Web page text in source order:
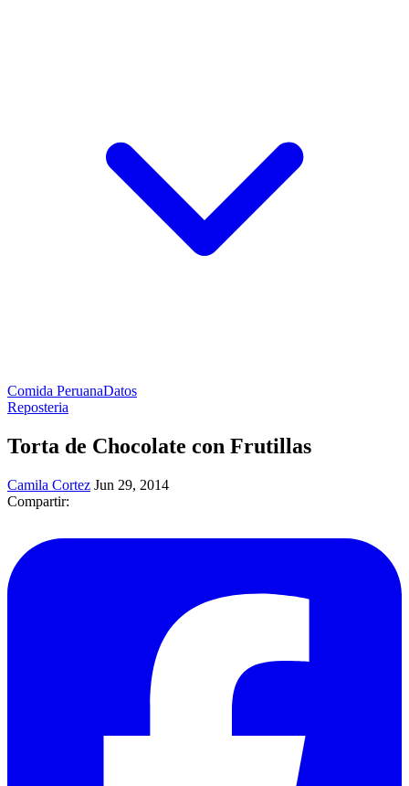
Comida PeruanaDatos
Reposteria
Torta de Chocolate con Frutillas
Camila Cortez Jun 29, 2014
Compartir: